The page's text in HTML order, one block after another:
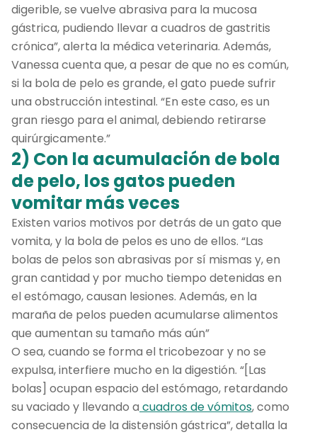
digerible, se vuelve abrasiva para la mucosa
gástrica, pudiendo llevar a cuadros de gastritis
crónica”, alerta la médica veterinaria. Además,
Vanessa cuenta que, a pesar de que no es común,
si la bola de pelo es grande, el gato puede sufrir
una obstrucción intestinal. “En este caso, es un
gran riesgo para el animal, debiendo retirarse
quirúrgicamente.”
2) Con la acumulación de bola
de pelo, los gatos pueden
vomitar más veces
Existen varios motivos por detrás de un gato que
vomita, y la bola de pelos es uno de ellos. “Las
bolas de pelos son abrasivas por sí mismas y, en
gran cantidad y por mucho tiempo detenidas en
el estómago, causan lesiones. Además, en la
maraña de pelos pueden acumularse alimentos
que aumentan su tamaño más aún”
O sea, cuando se forma el tricobezoar y no se
expulsa, interfiere mucho en la digestión. “[Las
bolas] ocupan espacio del estómago, retardando
su vaciado y llevando a cuadros de vómitos, como
consecuencia de la distensión gástrica”, detalla la